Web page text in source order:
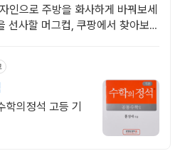
인으로 주방을 화사하게 바꿔보세
선사할 머그컵, 쿠팡에서 찾아보세
의정석 고등 기